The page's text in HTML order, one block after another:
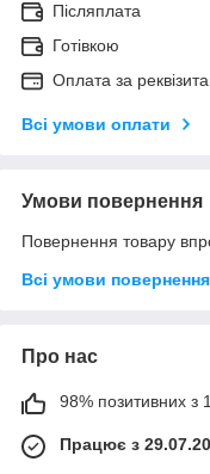
Післяплата
Готівкою
Оплата за
Всі умови оплати
Умови повернення
Повернення товару
Всі умови повернення
Про нас
98% позитивних з
Працює з